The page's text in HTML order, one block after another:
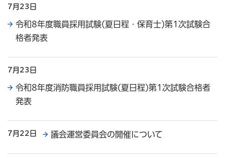
7月23日
令和8年度職員採用試験(夏日程・保育士)第1次試験合
格者発表
7月23日
令和8年度消防職員採用試験(夏日程)第1次試験合格者
発表
7月22日 議会運営委員会の開催について